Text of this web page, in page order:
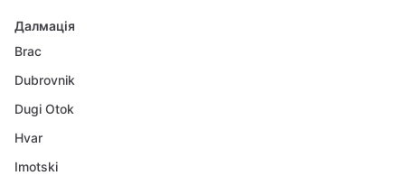
Далмація
Brac
Dubrovnik
Dugi Otok
Hvar
Imotski